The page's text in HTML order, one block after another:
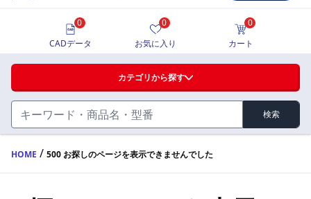
ハンドル・取手・つまみ・周辺機器
FA・A
蝶番・ステー・周辺機器
価格一覧
製品カタログ
カテゴリから探す
検索
0
CADデータ
0
お気に入り
0
カート
HOME / 500 お探しのページを表示できませんでした